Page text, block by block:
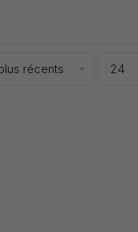
récents 24